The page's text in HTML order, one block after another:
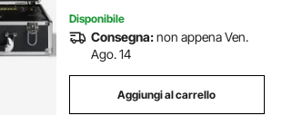
Disponibile
Consegna:non appena Ven.
Ago. 14
Aggiungi al carrello